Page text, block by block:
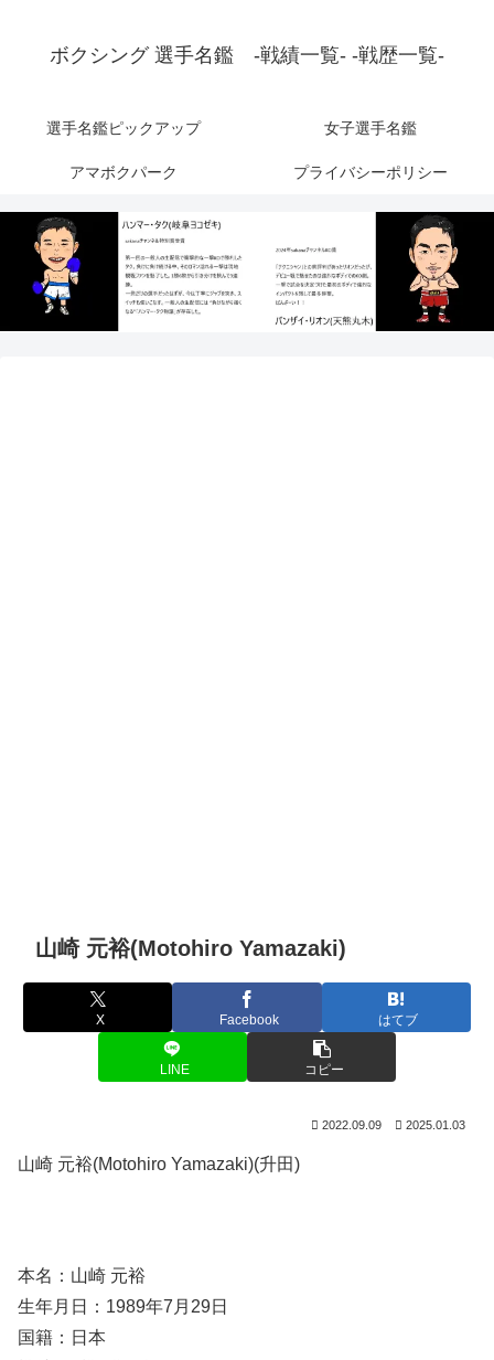
ボクシング 選手名鑑 -戦績一覧- -戦歴一覧-
選手名鑑ピックアップ 女子選手名鑑
アマボクパーク プライバシーポリシー
山崎 元裕(Motohiro Yamazaki)
X Facebook はてブ
LINE コピー
2022.09.09 2025.01.03
山崎 元裕(Motohiro Yamazaki)(升田)
本名：山崎 元裕
生年月日：1989年7月29日
国籍：日本